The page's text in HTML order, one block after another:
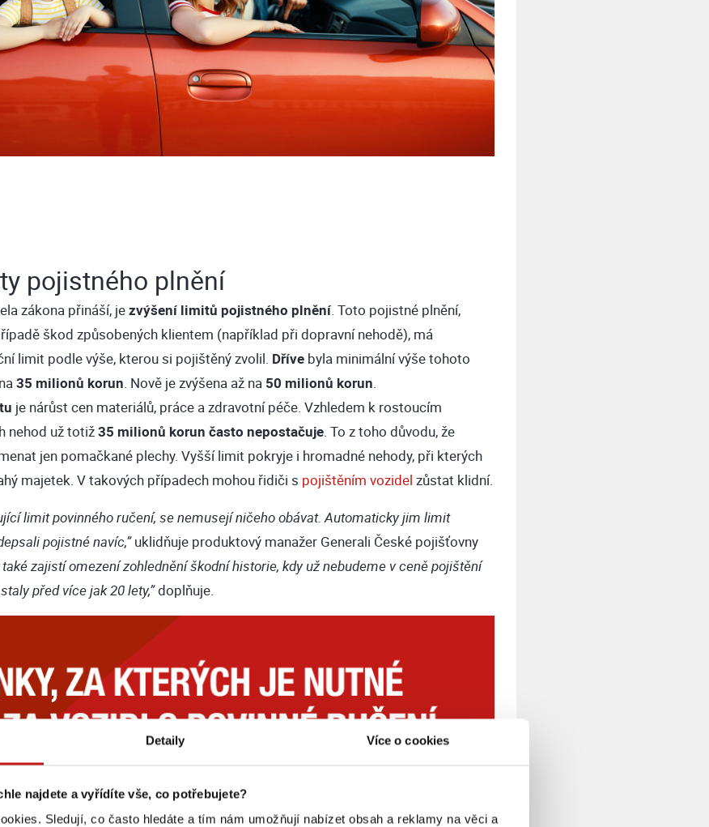
Detaily Více o cookies
najdete a vyřídíte vše, co potřebujete?
Sledují, co často hledáte a tím nám umožňují nabízet obsah a reklamy na věci a
pojistného plnění
zákona přináší, jezvýšení limitů pojistného plnění. Toto pojistné plnění,
škod způsobených klientem (například při dopravní nehodě), má
limit podle výše, kterou si pojištěný zvolil. Dříve byla minimální výše tohoto
35 milionů korun. Nově je zvýšena až na 50 milionů korun.
je nárůst cen materiálů, práce a zdravotní péče. Vzhledem k rostoucím
nehod už totiž35 milionů korun často nepostačuje. To z toho důvodu, že
jen pomačkané plechy. Vyšší limit pokryje i hromadné nehody, při kterých
majetek. V takových případech mohou řidiči s pojištěním vozidel zůstat klidní.
limit povinného ručení, se nemusejí ničeho obávat. Automaticky jim limit
pojistné navíc,”uklidňuje produktový manažer Generali České pojišťovny
zajistí omezení zohlednění škodní historie, kdy už nebudeme v ceně pojištění
před více jak 20 lety,”doplňuje.